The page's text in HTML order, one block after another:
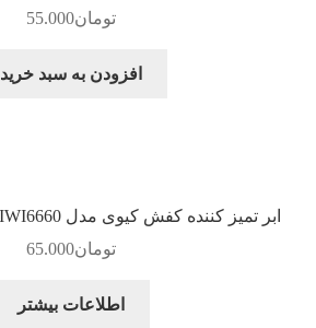
تومان55.000
افزودن به سبد خرید
ابر تمیز کننده کفش کیوی مدل KIWI6660 مجموعه 2 عددی
تومان65.000
اطلاعات بیشتر